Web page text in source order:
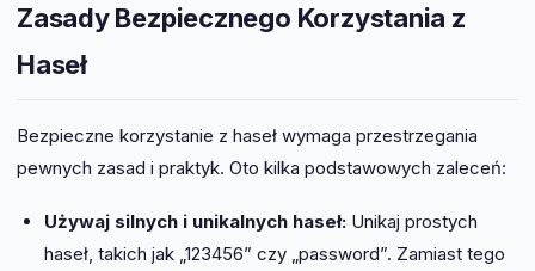
Zasady Bezpiecznego Korzystania z
Haseł
Bezpieczne korzystanie z haseł wymaga przestrzegania
pewnych zasad i praktyk. Oto kilka podstawowych zaleceń:
Używaj silnych i unikalnych haseł:Unikaj prostych
haseł, takich jak „123456” czy „password”. Zamiast tego